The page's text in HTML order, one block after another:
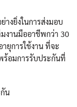
างยิ่งในการส่งมอบ
งานมืออาชีพกว่า 30
ยุการใช้งาน ที่จะ
ร้อมการรับประกันที่
น